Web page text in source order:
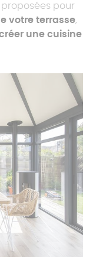
pour
votre terrasse,
une cuisine